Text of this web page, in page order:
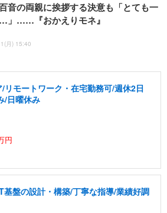
音の両親に挨拶する決意も「とても一
」……『おかえりモネ』
月) 15:40
リモートワーク・在宅勤務可/週休2日
/日曜休み
円
基盤の設計・構築/丁寧な指導/業績好調